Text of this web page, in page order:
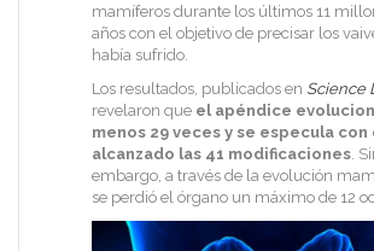
mamíferos durante los últimos 11
años con el objetivo de precisar los
había sufrido.
Los resultados, publicados en Science
revelaron que el apéndice
menos 29 veces y se especula con
alcanzado las 41 modificaciones .
embargo, a través de la evolución
se perdió el órgano un máximo de 12